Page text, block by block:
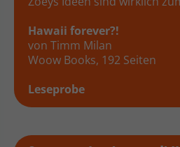
Hawaii forever?!
von Timm Milan
Woow Books, 192 Seiten
Leseprobe